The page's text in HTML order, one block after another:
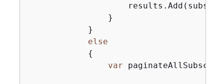
                }
            }
else
{
var